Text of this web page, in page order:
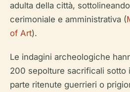
adulta della città,
cerimoniale e amministrativa (
of Art).
Le indagini archeologiche
200 sepolture sacrificali sotto
parte ritenute guerrieri o